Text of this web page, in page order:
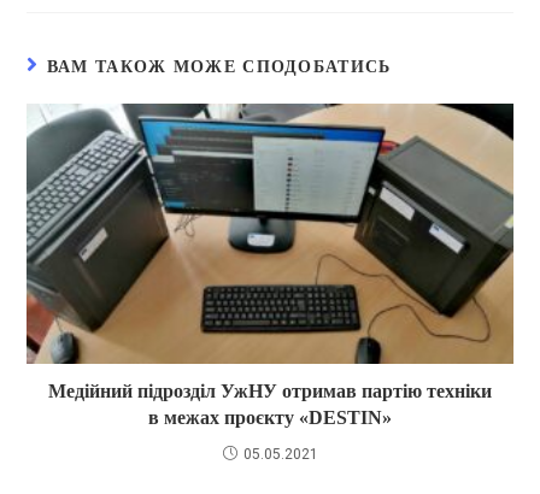
ВАМ ТАКОЖ МОЖЕ СПОДОБАТИСЬ
Медійний підрозділ УжНУ отримав партію техніки
в межах проєкту «DESTIN»
05.05.2021